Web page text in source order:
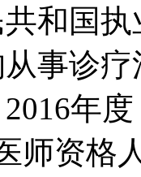
和国
事诊
年
师资格